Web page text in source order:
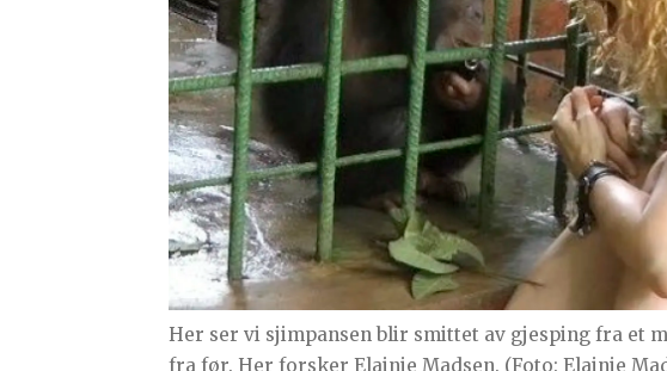
Her ser vi sjimpansen blir smittet av gjesping fra et
fra før. Her forsker Elainie Madsen. (Foto: Elainie